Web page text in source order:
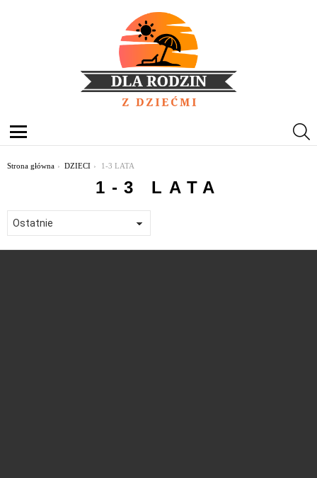
Menu
Jesteś tutaj:
Strona główna DZIECI 1-3 LATA
1-3 LATA